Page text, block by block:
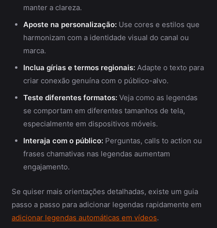
manter a clareza.
Aposte na personalização: Use cores e estilos que
harmonizam com a identidade visual do canal ou
marca.
Inclua gírias e termos regionais: Adapte o texto para
criar conexão genuína com o público-alvo.
Teste diferentes formatos: Veja como as legendas
se comportam em diferentes tamanhos de tela,
especialmente em dispositivos móveis.
Interaja com o público: Perguntas, calls to action ou
frases chamativas nas legendas aumentam
engajamento.
Se quiser mais orientações detalhadas, existe um guia
passo a passo para adicionar legendas rapidamente em
adicionar legendas automáticas em vídeos.